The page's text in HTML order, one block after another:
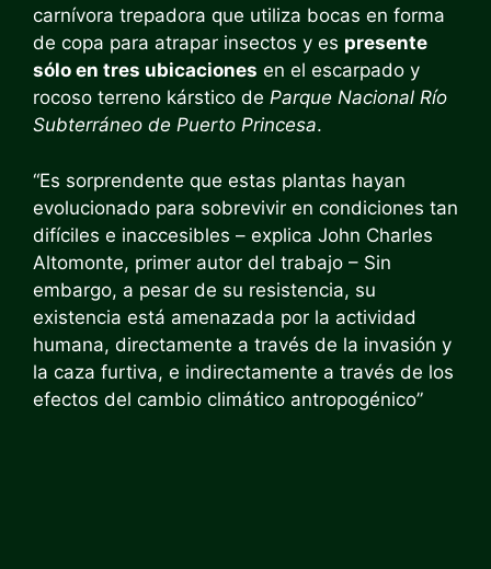
carnívora trepadora que utiliza bocas en forma
de copa para atrapar insectos y es presente
sólo en tres ubicaciones en el escarpado y
rocoso terreno kárstico de Parque Nacional Río
Subterráneo de Puerto Princesa.
“Es sorprendente que estas plantas hayan
evolucionado para sobrevivir en condiciones tan
difíciles e inaccesibles – explica John Charles
Altomonte, primer autor del trabajo – Sin
embargo, a pesar de su resistencia, su
existencia está amenazada por la actividad
humana, directamente a través de la invasión y
la caza furtiva, e indirectamente a través de los
efectos del cambio climático antropogénico”